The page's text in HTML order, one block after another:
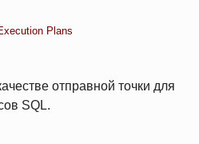
Plans
отправной точки для
SQL.